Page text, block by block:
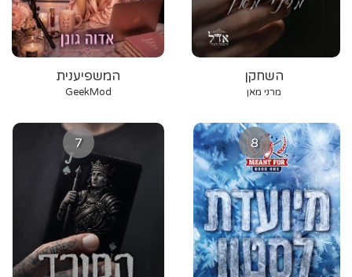
המשפיענית
GeekMod
השחקן
מרני מאן
7 8